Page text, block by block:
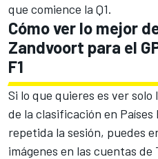
que comience la Q1.
Cómo ver lo mejor
Zandvoort para el
F1
Si lo que quieres es ver
de la clasificación en
repetida la sesión, puedes
imágenes en las cuentas de